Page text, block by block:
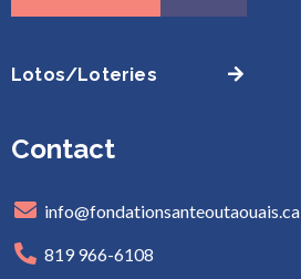
Lotos/Loteries
Contact
info@fondationsanteoutaouais.ca
819 966-6108